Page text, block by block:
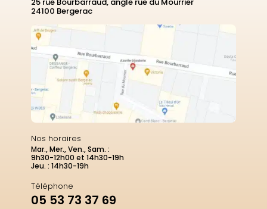
25 rue Bourbarraud, angle rue du Mourrier
24100 Bergerac
Nos horaires
Mar., Mer., Ven., Sam. :
9h30-12h00 et 14h30-19h
Jeu. : 14h30-19h
Téléphone
05 53 73 37 69